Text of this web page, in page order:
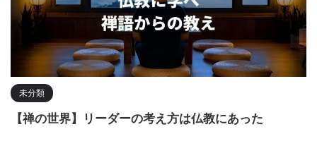
未分類
【禅の世界】リーダーの考え方は仏教にあった